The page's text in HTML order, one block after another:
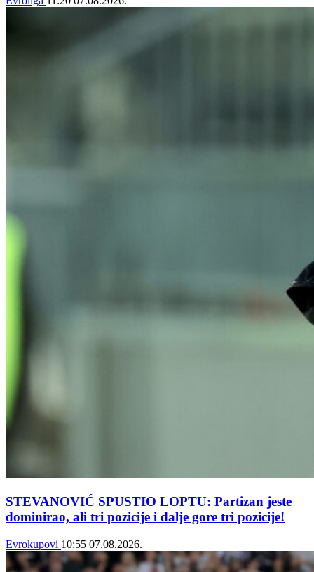
STEVANOVIĆ SPUSTIO LOPTU: Partizan jeste
dominirao, ali tri pozicije i dalje gore tri pozicije!
Evrokupovi 10:55 07.08.2026.